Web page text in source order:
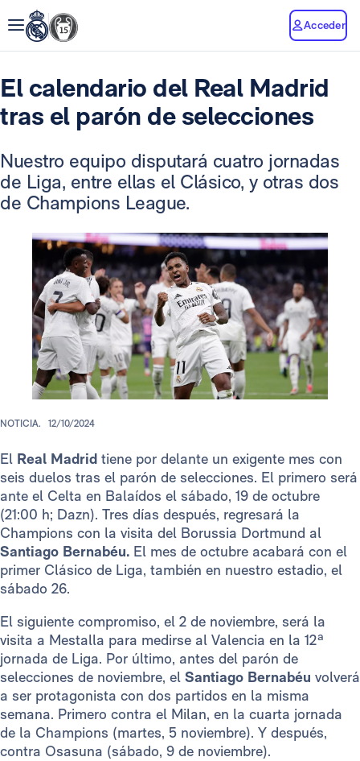
Acceder
El calendario del Real Madrid
tras el parón de selecciones
Nuestro equipo disputará cuatro jornadas
de Liga, entre ellas el Clásico, y otras dos
de Champions League.
NOTICIA. 12/10/2024
El Real Madrid tiene por delante un exigente mes con
seis duelos tras el parón de selecciones. El primero será
ante el Celta en Balaídos el sábado, 19 de octubre
(21:00 h; Dazn). Tres días después, regresará la
Champions con la visita del Borussia Dortmund al
Santiago Bernabéu. El mes de octubre acabará con el
primer Clásico de Liga, también en nuestro estadio, el
sábado 26.
El siguiente compromiso, el 2 de noviembre, será la
visita a Mestalla para medirse al Valencia en la 12ª
jornada de Liga. Por último, antes del parón de
selecciones de noviembre, el Santiago Bernabéu volverá
a ser protagonista con dos partidos en la misma
semana. Primero contra el Milan, en la cuarta jornada
de la Champions (martes, 5 noviembre). Y después,
contra Osasuna (sábado, 9 de noviembre).